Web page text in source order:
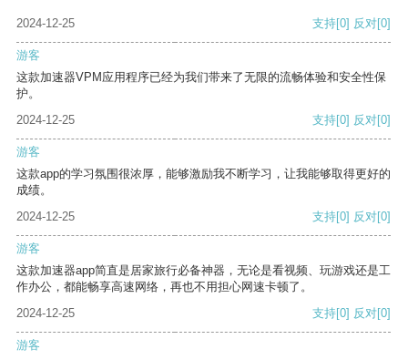
2024-12-25 支持[0] 反对[0]
游客
这款加速器VPM应用程序已经为我们带来了无限的流畅体验和安全性保
护。
2024-12-25
支持[0] 反对[0]
游客
这款app的学习氛围很浓厚，能够激励我不断学习，让我能够取得更好的
成绩。
2024-12-25
支持[0] 反对[0]
游客
这款加速器app简直是居家旅行必备神器，无论是看视频、玩游戏还是工
作办公，都能畅享高速网络，再也不用担心网速卡顿了。
2024-12-25
支持[0] 反对[0]
游客